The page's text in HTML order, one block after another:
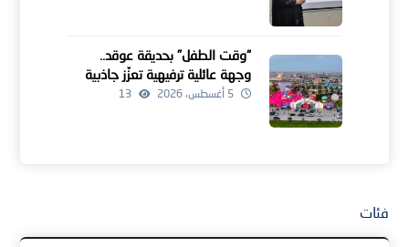
“وقت الطفل” بحديقة عوقد..
وجهة عائلية ترفيهية تعزّز جاذبية
موسم خريف ظفار
5 أغسطس، 2026 13
فئات